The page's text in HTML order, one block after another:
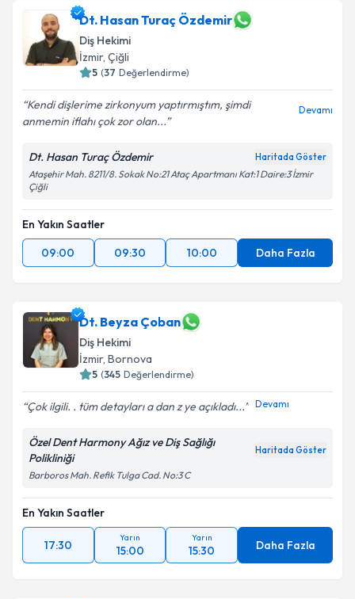
Dt. Hasan Turaç Özdemir
Diş Hekimi
İzmir, Çiğli
5 (37 Değerlendirme)
Kendi dişlerime zirkonyum yaptırmıştım, şimdi
anmemin iflahı çok zor olan...
Devamı
Dt. Hasan Turaç Özdemir Haritada Göster
Ataşehir Mah. 8211/8. Sokak No:21 Ataç Apartmanı Kat:1 Daire:3 İzmir
Çiğli
En Yakın Saatler
09:00
09:30 10:00 Daha Fazla
Dt. Beyza Çoban
Diş Hekimi
İzmir, Bornova
5 (345 Değerlendirme)
Çok ilgili. . tüm detayları a dan z ye açıkladı... Devamı
Özel Dent Harmony Ağız ve Diş Sağlığı
Polikliniği
Haritada Göster
Barboros Mah. Refik Tulga Cad. No:3 C
En Yakın Saatler
17:30
Yarın
15:00
Yarın
15:30 Daha Fazla